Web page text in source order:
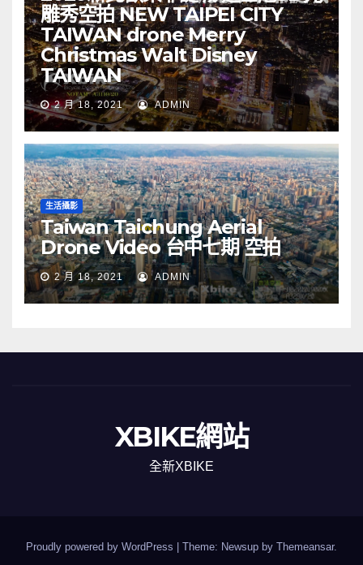
雕秀空拍 NEW TAIPEI CITY
TAIWAN drone Merry
Christmas Walt Disney
TAIWAN
2 月 18, 2021 ADMIN
生活攝影
Taiwan Taichung Aerial
Drone Video 台中七期 空拍
2 月 18, 2021 ADMIN
XBIKE網站
全新XBIKE
Proudly powered by WordPress Theme: Newsup by Themeansar.